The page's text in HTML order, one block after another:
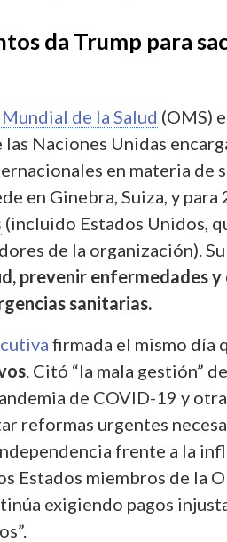
da Trump para
de la Salud (OMS)
las Naciones Unidas
en materia de
en Ginebra, Suiza, y para
(incluido Estados Unidos,
de la organización).
prevenir enfermedades
sanitarias.
firmada el mismo día
. Citó “la mala gestión”
de COVID-19 y
reformas urgentes
frente a la
Estados miembros de la
exigiendo pagos